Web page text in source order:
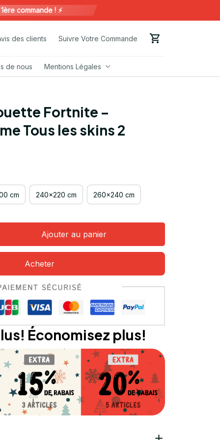
commande ! ⚡️
des clients Suivre Votre Commande
de nous Mentions Légales
Fortnite –
Tous les skins 2
cm 240x220 cm 260x240 cm
Ajouter au panier
Acheter
Économisez plus!